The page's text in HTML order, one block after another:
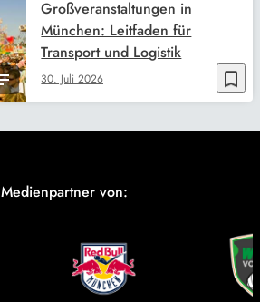
bookmark_border
30. Juli 2026
Großveranstaltungen in
München: Leitfaden für
Transport und Logistik
Medienpartner von: